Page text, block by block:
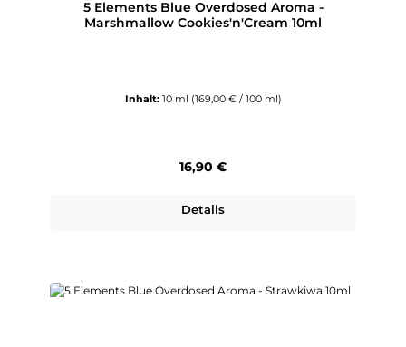
5 Elements Blue Overdosed Aroma -
Marshmallow Cookies'n'Cream 10ml
Inhalt: 10 ml (169,00 € / 100 ml)
Regulärer Preis:
16,90 €
Details